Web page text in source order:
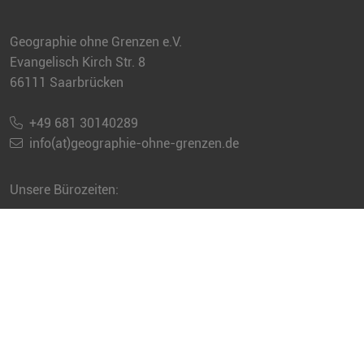
Geographie ohne Grenzen e.V.
Evangelisch Kirch Str. 8
66111 Saarbrücken
+49 681 30140289
info(at)geographie-ohne-grenzen.de
Unsere Bürozeiten: